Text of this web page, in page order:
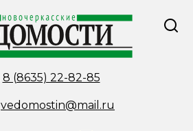
8 (8635) 22-82-85
vedomostin@mail.ru